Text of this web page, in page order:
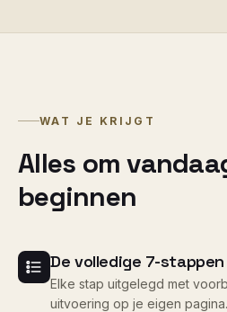
WAT JE KRIJGT
Alles om
beginnen
De volledige 7-
Elke stap uitgelegd met
uitvoering op je eigen pagina.